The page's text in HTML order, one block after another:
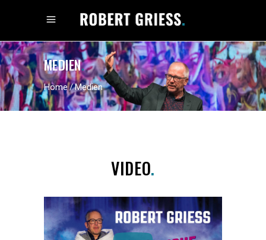
MEDIEN.
Home/Medien
VIDEO.